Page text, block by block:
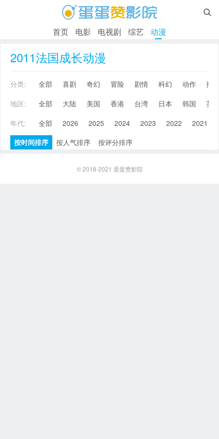

首页 电影 电视剧 综艺 动漫
2011法国成长动漫
分类: 全部 喜剧 奇幻 冒险 剧情 科幻 动作
搞
地区:
全部 大陆 美国 香港 台湾 日本 韩国
英
年代:
全部 2026 2025 2024 2023 2022 2021
按时间排序
按人气排序 按评分排序
© 2018-2021 蛋蛋赞影院